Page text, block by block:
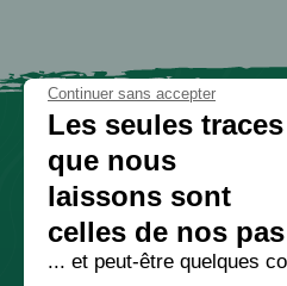
Continuer sans accepter
Les seules traces
que nous
laissons sont
celles de nos pas
... et peut-être quelques